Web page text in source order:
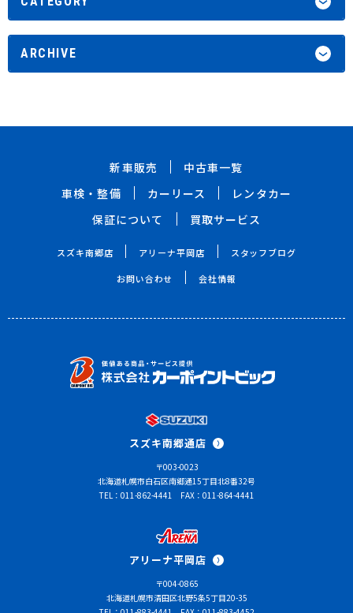
ARCHIVE
新車販売
中古車一覧
車検・整備
カーリース
レンタカー
保証について
買取サービス
スズキ南郷店 アリーナ平岡店 スタッフブログ
お問い合わせ 会社情報
スズキ南郷通店
〒003-0023
北海道札幌市白石区南郷通15丁目北8番32号
TEL：011-862-4441
FAX：011-864-4441
アリーナ平岡店
〒004-0865
北海道札幌市清田区北野5条5丁目20-35